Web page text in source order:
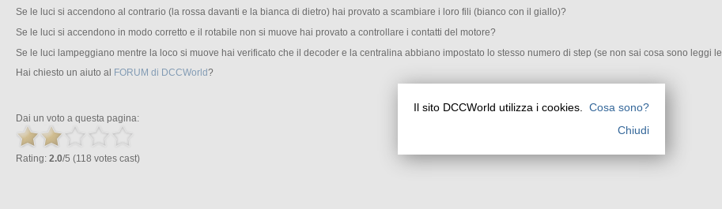
Se le luci si accendono al contrario (la rossa davanti e la bianca di dietro) hai provato a scambiare i loro fili (bianco con il giallo)?
Se le luci si accendono in modo corretto e il rotabile non si muove hai provato a controllare i contatti del motore?
Se le luci lampeggiano mentre la loco si muove hai verificato che il decoder e la centralina abbiano impostato lo stesso numero di step (se non sai cosa sono leggi le
Hai chiesto un aiuto al FORUM di DCCWorld?
Dai un voto a questa pagina:
Rating: 2.0/5 (118 votes cast)
Il sito DCCWorld utilizza i cookies.
Cosa sono?
Chiudi